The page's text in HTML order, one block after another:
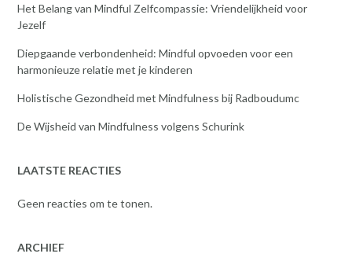
Het Belang van Mindful Zelfcompassie: Vriendelijkheid voor
Jezelf
Diepgaande verbondenheid: Mindful opvoeden voor een
harmonieuze relatie met je kinderen
Holistische Gezondheid met Mindfulness bij Radboudumc
De Wijsheid van Mindfulness volgens Schurink
LAATSTE REACTIES
Geen reacties om te tonen.
ARCHIEF